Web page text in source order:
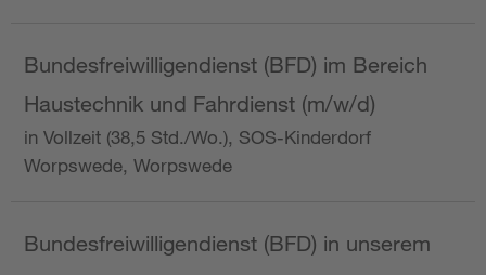
Bundesfreiwilligendienst (BFD) im Bereich
Haustechnik und Fahrdienst (m/w/d)
in Vollzeit (38,5 Std./Wo.), SOS-Kinderdorf
Worpswede, Worpswede
Bundesfreiwilligendienst (BFD) in unserem